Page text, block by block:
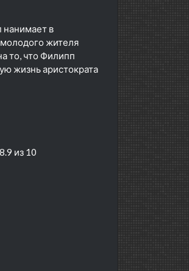
нанимает в
жителя
то, что Филипп
жизнь аристократа
8.9 из 10